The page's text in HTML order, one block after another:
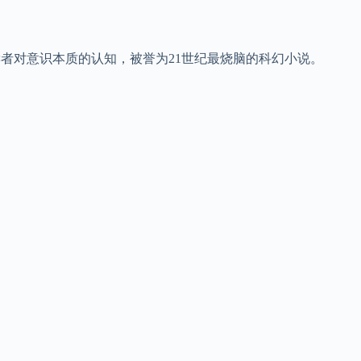
意识本质的认知，被誉为21世纪最烧脑的科幻小说。